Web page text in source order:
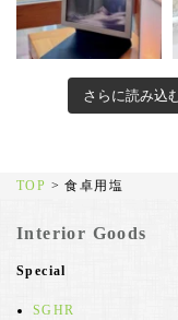
さらに読み込
TOP >食卓用塩
Interior Goods
Special
SGHR